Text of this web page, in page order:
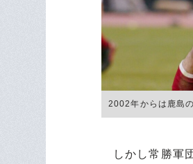
2002年からは鹿島
しかし常勝軍